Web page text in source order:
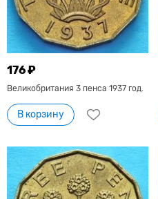
176 ₽
Великобритания 3 пенса 1937 год.
В корзину